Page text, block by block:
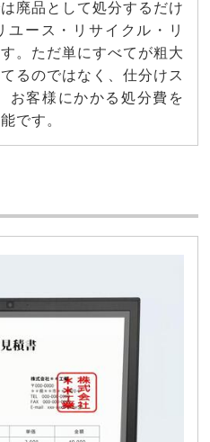
廃品として処分するだけ
ユース・リサイクル・リ
。ただ単にすべてが粗大
るのではなく、仕分けス
お客様にかかる処分費を
です。